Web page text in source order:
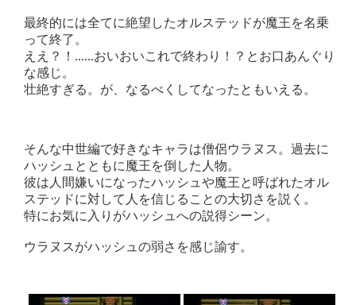
最終的には全てに絶望したオルステッドが魔王を名乗
って終了。
ええ？！......おいおいこれで終わり！？とお口あんぐり
な感じ。
壮絶すぎる。が、なるべくしてなったともいえる。
そんな中世編で好きなキャラは僧侶ウラヌス。過去に
ハッシュとともに魔王を倒した人物。
彼は人間嫌いになったハッシュや魔王と呼ばれたオル
ステッドに対して人を信じることの大切さを説く。
特にお気に入りがハッシュへの説得シーン。
ウラヌスがハッシュの弱さを感じ諭す。